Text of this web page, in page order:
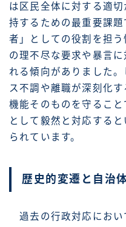
は区民全体に対する適
持するための最重要課
者」としての役割を担
の理不尽な要求や暴言
れる傾向がありました
ス不調や離職が深刻化
機能そのものを守るこ
として毅然と対応する
られています。
歴史的変遷と自治
過去の行政対応におい